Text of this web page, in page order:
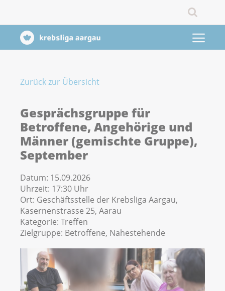
Zurück zur Übersicht
Gesprächsgruppe für
Betroffene, Angehörige und
Männer (gemischte Gruppe),
September
Datum: 15.09.2026
Uhrzeit: 17:30 Uhr
Ort: Geschäftsstelle der Krebsliga Aargau,
Kasernenstrasse 25, Aarau
Kategorie: Treffen
Zielgruppe: Betroffene, Nahestehende